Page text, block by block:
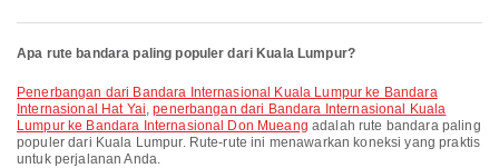
Apa rute bandara paling populer dari Kuala Lumpur?
penerbangan dari Bandara Internasional Kuala Lumpur ke Bandara
Internasional Hat Yai,penerbangan dari Bandara Internasional Kuala
Lumpur ke Bandara Internasional Don Mueang adalah rute bandara paling
populer dari Kuala Lumpur. Rute-rute ini menawarkan koneksi yang praktis
untuk perjalanan Anda.